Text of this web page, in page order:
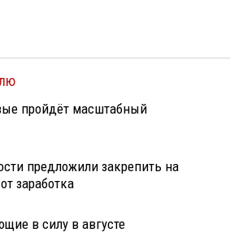
пройдёт масштабный
предложили закрепить на
заработка
в силу в августе